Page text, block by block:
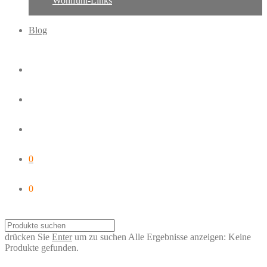
Blog
0
0
drücken Sie Enterum zu suchen Alle Ergebnisse anzeigen: Keine
Produkte gefunden.